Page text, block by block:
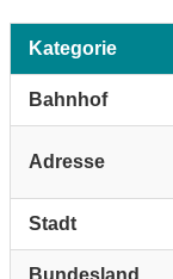
Kategorie
Bahnhof
Adresse
Stadt
Bundesland